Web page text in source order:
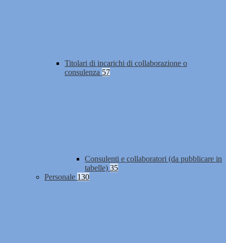
Titolari di incarichi di collaborazione o
consulenza 57
Consulenti e collaboratori (da pubblicare in
tabelle) 35
Personale 130